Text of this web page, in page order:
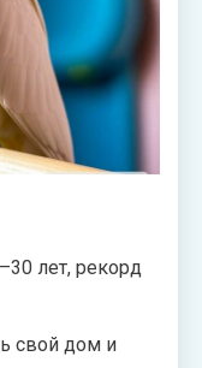
лет, рекорд
свой дом и